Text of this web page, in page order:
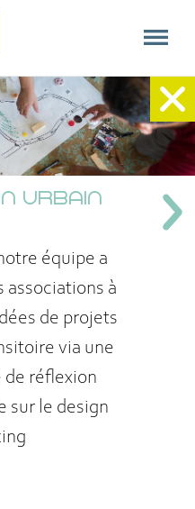
Accueil
+
A propos
URBAIN
équipe a
associations à
de projets
via une
réflexion
sur le design